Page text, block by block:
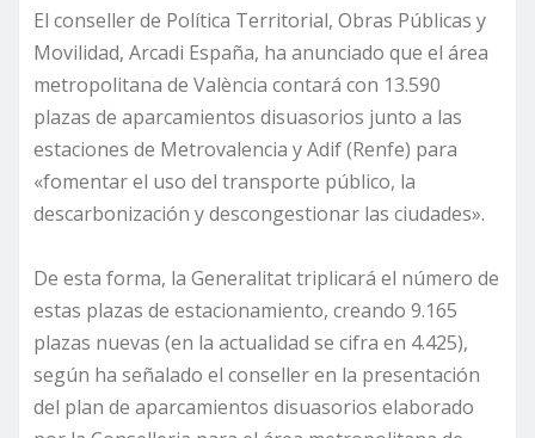
El conseller de Política Territorial, Obras Públicas y
Movilidad, Arcadi España, ha anunciado que el área
metropolitana de València contará con 13.590
plazas de aparcamientos disuasorios junto a las
estaciones de Metrovalencia y Adif (Renfe) para
«fomentar el uso del transporte público, la
descarbonización y descongestionar las ciudades».
De esta forma, la Generalitat triplicará el número de
estas plazas de estacionamiento, creando 9.165
plazas nuevas (en la actualidad se cifra en 4.425),
según ha señalado el conseller en la presentación
del plan de aparcamientos disuasorios elaborado